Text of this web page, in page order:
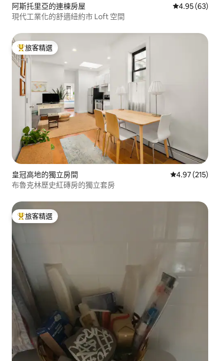
阿斯托里亞的連棟房屋 從 63 則評價
4.95 (63)
現代工業化的舒適紐約市 Loft 空間
旅客精選榜首
旅客精選
皇冠高地的獨立房間 從 215 則評價
4.97 (215)
布魯克林歷史紅磚房的獨立套房
旅客精選榜首
旅客精選